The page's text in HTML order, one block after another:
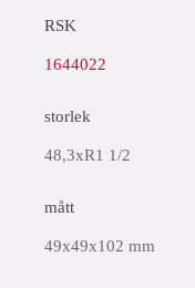
RSK
1644022
storlek
48,3xR1 1/2
mått
49x49x102 mm